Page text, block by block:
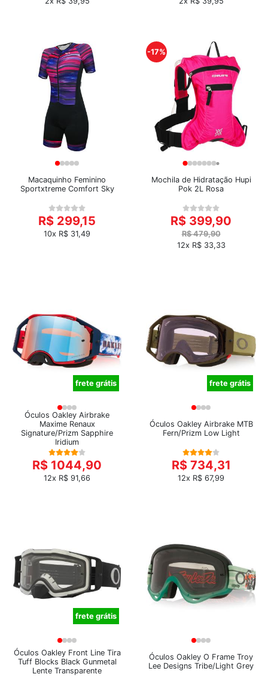
Macaquinho Feminino
Sportxtreme Comfort Sky
R$ 299,15
10x R$ 31,49
-17%
Mochila de Hidratação Hupi
Pok 2L Rosa
R$ 399,90
R$ 479,90
12x R$ 33,33
frete grátis
Óculos Oakley Airbrake
Maxime Renaux
Signature/Prizm Sapphire
Iridium
R$ 1044,90
12x R$ 91,66
frete grátis
Óculos Oakley Airbrake MTB
Fern/Prizm Low Light
R$ 734,31
12x R$ 67,99
frete grátis
Óculos Oakley Front Line Tira
Tuff Blocks Black Gunmetal
Lente Transparente
Óculos Oakley O Frame Troy
Lee Designs Tribe/Light Grey